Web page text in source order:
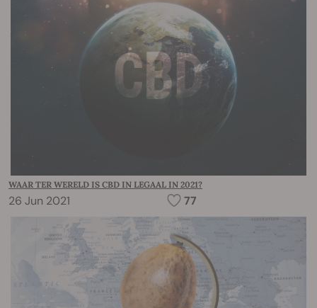
WAAR TER WERELD IS CBD IN LEGAAL IN 2021?
26 Jun 2021 77